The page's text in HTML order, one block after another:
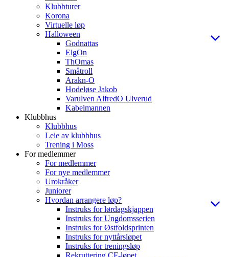
Klubbturer
Korona
Virtuelle løp
Halloween
Godnattas
ElgOn
ThOmas
Småtroll
Arakn-O
Hodeløse Jakob
Varulven AlfredO Ulverud
Kabelmannen
Klubbhus
Klubbhus
Leie av klubbhus
Trening i Moss
For medlemmer
For medlemmer
For nye medlemmer
Urokråker
Juniorer
Hvordan arrangere løp?
Instruks for lørdagskjappen
Instruks for Ungdomsserien
Instruks for Østfoldsprinten
Instruks for nyttårsløpet
Instruks for treningsløp
Rekruttering CF-løpet